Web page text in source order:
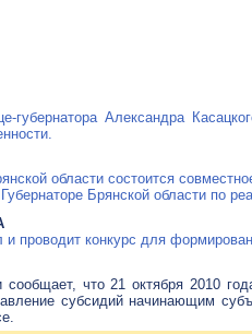
губернатораАлександра
области состоится
Брянской области по
проводит конкурс для
сообщает, что 21 октября 2010
субсидий начинающим